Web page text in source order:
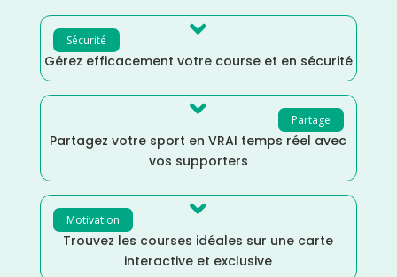
Sécurité 
Gérez efficacement votre course et en sécurité
Partage

Partagez votre sport en VRAI temps réel avec
vos supporters
Motivation 
Trouvez les courses idéales sur une carte
interactive et exclusive